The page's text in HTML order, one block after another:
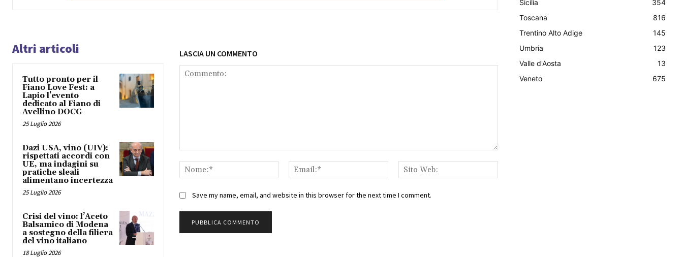
Altri articoli
Tutto pronto per il
Fiano Love Fest: a
Lapio l’evento
dedicato al Fiano di
Avellino DOCG
25 Luglio 2026
Dazi USA, vino (UIV):
rispettati accordi con
UE, ma indagini su
pratiche sleali
alimentano incertezza
25 Luglio 2026
Crisi del vino: l’Aceto
Balsamico di Modena
a sostegno della filiera
del vino italiano
18 Luglio 2026
LASCIA UN COMMENTO
Nome:*
Email:*
Web:
Save my name, email, and website in this browser for the next time I comment.
Sicilia
354
Toscana
816
Trentino Alto Adige
145
Umbria
123
Valle d'Aosta
13
Veneto
675